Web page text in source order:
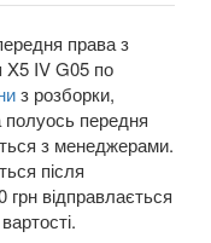
права з
X5 IV G05 по
з розборки,
полуось передня
з менеджерами.
після
відправлається